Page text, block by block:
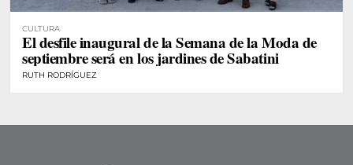
CULTURA
El desfile inaugural de la Semana de la Moda de
septiembre será en los jardines de Sabatini
RUTH RODRÍGUEZ